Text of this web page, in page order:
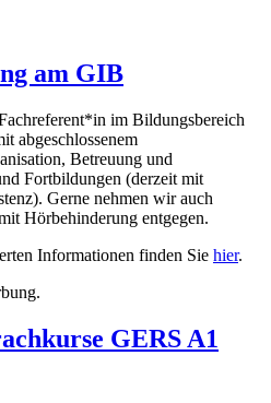
am GIB
im Bildungsbereich
abgeschlossenem
Betreuung und
Fortbildungen (derzeit mit
Gerne nehmen wir auch
Hörbehinderung entgegen.
Informationen finden Sie hier.
GERS A1